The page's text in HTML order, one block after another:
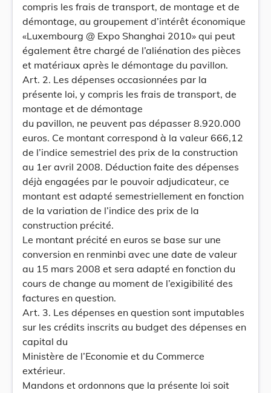
compris les frais de transport, de montage et de
démontage, au groupement d’intérêt économique
«Luxembourg @ Expo Shanghai 2010» qui peut
également être chargé de l’aliénation des pièces
et matériaux après le démontage du pavillon.
Art. 2. Les dépenses occasionnées par la
présente loi, y compris les frais de transport, de
montage et de démontage
du pavillon, ne peuvent pas dépasser 8.920.000
euros. Ce montant correspond à la valeur 666,12
de l’indice semestriel des prix de la construction
au 1er avril 2008. Déduction faite des dépenses
déjà engagées par le pouvoir adjudicateur, ce
montant est adapté semestriellement en fonction
de la variation de l’indice des prix de la
construction précité.
Le montant précité en euros se base sur une
conversion en renminbi avec une date de valeur
au 15 mars 2008 et sera adapté en fonction du
cours de change au moment de l’exigibilité des
factures en question.
Art. 3. Les dépenses en question sont imputables
sur les crédits inscrits au budget des dépenses en
capital du
Ministère de l’Economie et du Commerce
extérieur.
Mandons et ordonnons que la présente loi soit